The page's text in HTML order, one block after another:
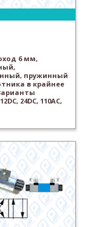
6 мм,
пружинный
в крайнее
24DC, 110AC,